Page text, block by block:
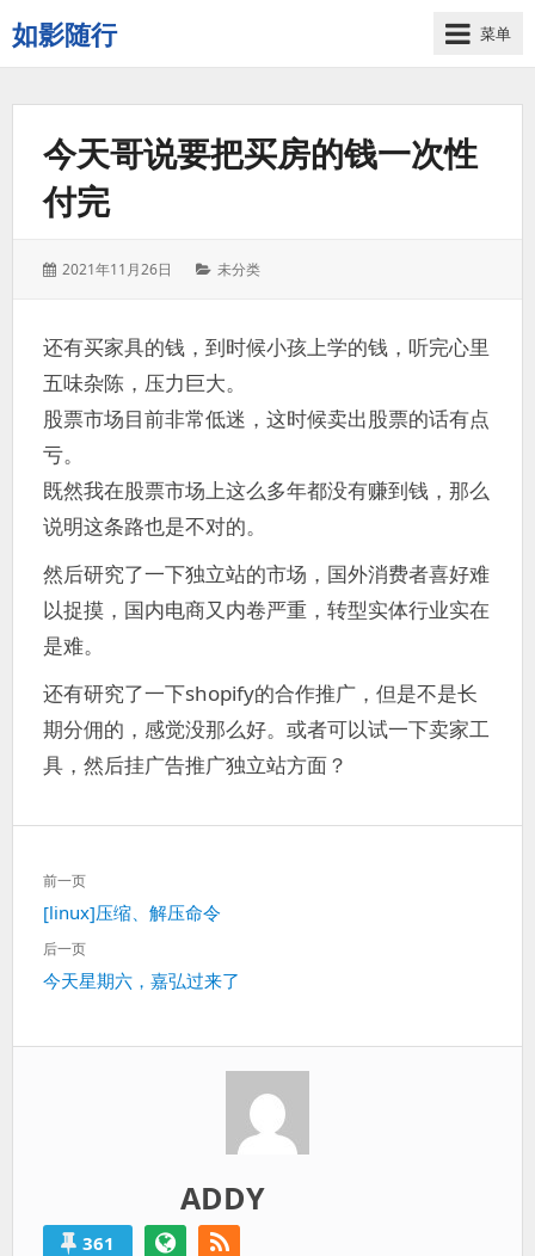
如影随行
如
果
的。
菜单
今天哥说要把买房的钱一次性
付完
发
2021年11月26日
分
未分类
还有买家具的钱，到时候小孩上学的钱，听完心里
五味杂陈，压力巨大。
股票市场目前非常低迷，这时候卖出股票的话有点
亏。
既然我在股票市场上这么多年都没有赚到钱，那么
说明这条路也是不对的。
然后研究了一下独立站的市场，国外消费者喜好难
以捉摸，国内电商又内卷严重，转型实体行业实在
是难。
还有研究了一下shopify的合作推广，但是不是长
期分佣的，感觉没那么好。或者可以试一下卖家工
具，然后挂广告推广独立站方面？
文
章
导
航
前一页
上
一
[linux]压缩、解压命令
后一页
下
今天星期六，嘉弘过来了
ADDY
361